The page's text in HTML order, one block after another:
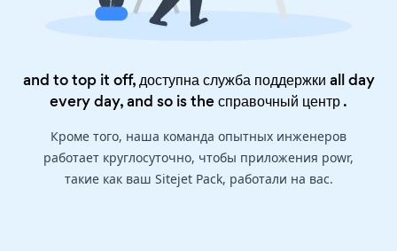
and to top it off, доступна служба поддержки all day
every day, and so is theсправочный центр.
Кроме того, наша команда опытных инженеров
работает круглосуточно, чтобы приложения powr,
такие как ваш Sitejet Pack, работали на вас.